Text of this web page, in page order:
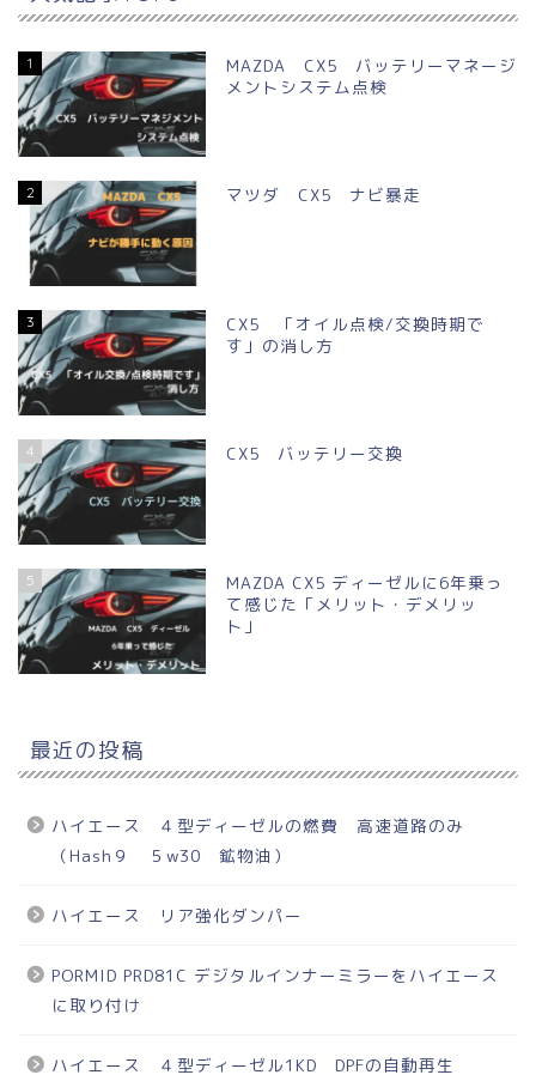
1
MAZDA CX5 バッテリーマネージ
メントシステム点検
2 マツダ CX5 ナビ暴走
3
CX5 「オイル点検/交換時期で
す」の消し方
4 CX5 バッテリー交換
5
MAZDA CX5 ディーゼルに6年乗っ
て感じた「メリット・デメリッ
ト」
最近の投稿
ハイエース ４型ディーゼルの燃費 高速道路のみ
（Hash９ ５w30 鉱物油）
ハイエース リア強化ダンパー
PORMID PRD81C デジタルインナーミラーをハイエース
に取り付け
ハイエース ４型ディーゼル1KD DPFの自動再生